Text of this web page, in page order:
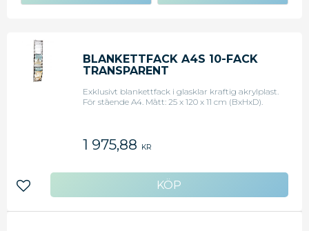
BLANKETTFACK A4S 10-FACK
TRANSPARENT
Exklusivt blankettfack i glasklar kraftig akrylplast.
För stående A4. Mått: 25 x 120 x 11 cm (BxHxD).
1 975,88 KR
Lägg till i favoriter